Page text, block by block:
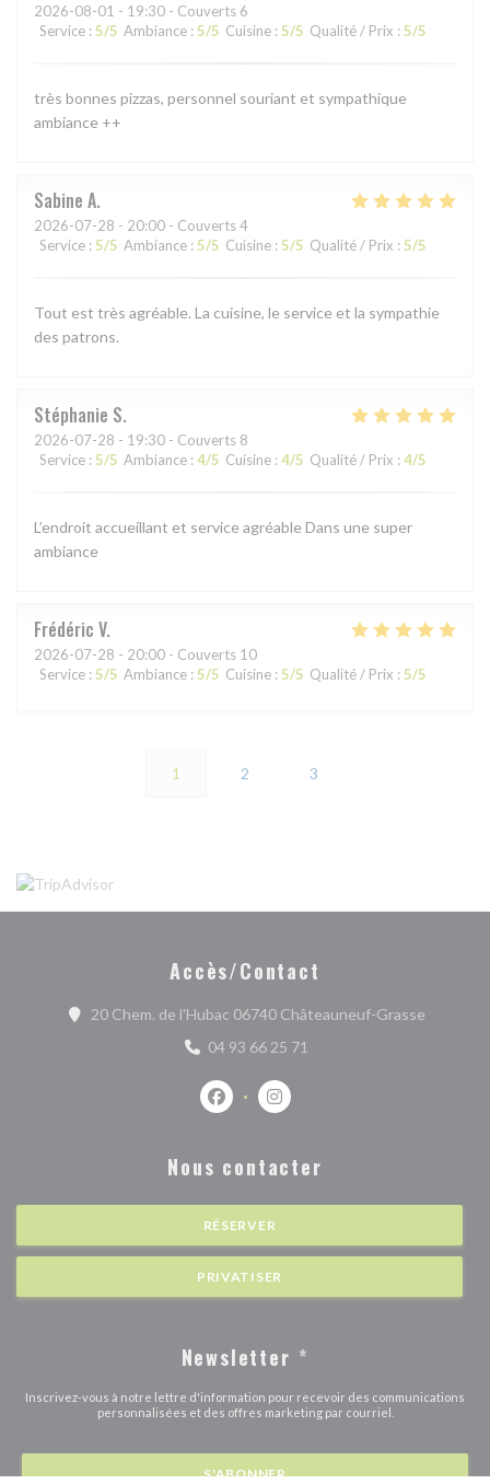
2026-08-01 - 19:30 - Couverts 6
Service : 5/5 Ambiance : 5/5 Cuisine : 5/5 Qualité / Prix : 5/5
très bonnes pizzas, personnel souriant et sympathique
ambiance ++
Sabine A
2026-07-28 - 20:00 - Couverts 4
Service : 5/5 Ambiance : 5/5 Cuisine : 5/5 Qualité / Prix : 5/5
Tout est très agréable. La cuisine, le service et la sympathie
des patrons.
Stéphanie S
2026-07-28 - 19:30 - Couverts 8
Service : 5/5 Ambiance : 4/5 Cuisine : 4/5 Qualité / Prix : 4/5
L’endroit accueillant et service agréable Dans une super
ambiance
Frédéric V
2026-07-28 - 20:00 - Couverts 10
Service : 5/5 Ambiance : 5/5 Cuisine : 5/5 Qualité / Prix : 5/5
1 2 3
Accès/Contact
20 Chem. de l'Hubac 06740 Châteauneuf-Grasse((ouvre
04 93 66 25 71
Facebook ((ouvre une nouvelle
Instagram ((ouvre une
Nous contacter
RÉSERVER
PRIVATISER
Newsletter *
Inscrivez-vous à notre lettre d'information pour recevoir des communications
personnalisées et des offres marketing par courriel.
S'ABONNER